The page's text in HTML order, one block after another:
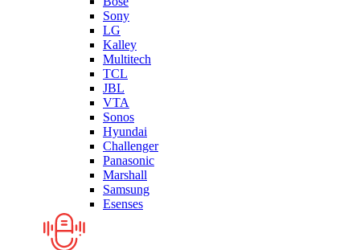
Sony
LG
Kalley
Multitech
TCL
JBL
VTA
Sonos
Hyundai
Challenger
Panasonic
Marshall
Samsung
Esenses